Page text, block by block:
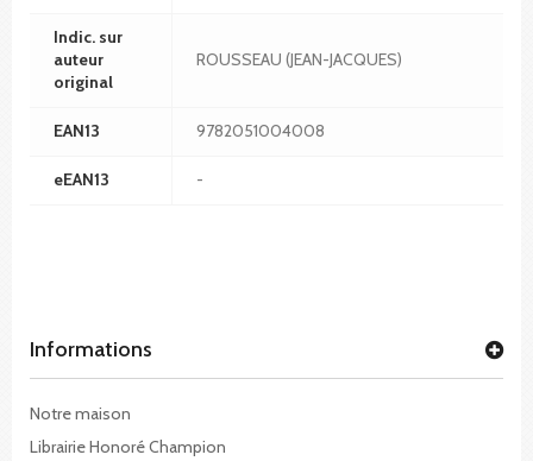
Indic. sur
auteur
original
ROUSSEAU (JEAN-JACQUES)
EAN13 9782051004008
eEAN13 -
Informations
Notre maison
Librairie Honoré Champion